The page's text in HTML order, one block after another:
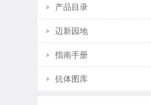
产品目录
迈新园地
指南手册
抗体图库